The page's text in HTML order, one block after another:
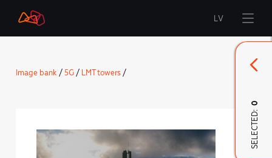
Start
LMT Defence
LV
Image bank /5G/ LMT towers/
SELECTED:
0